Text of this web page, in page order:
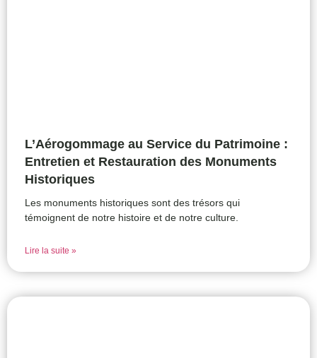
L’Aérogommage au Service du Patrimoine :
Entretien et Restauration des Monuments
Historiques
Les monuments historiques sont des trésors qui
témoignent de notre histoire et de notre culture.
Lire la suite »